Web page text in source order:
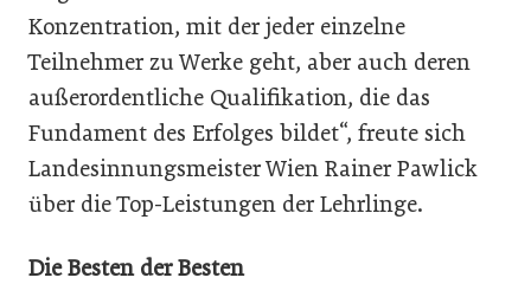
Konzentration, mit der jeder einzelne
Teilnehmer zu Werke geht, aber auch deren
außerordentliche Qualifikation, die das
Fundament des Erfolges bildet“, freute sich
Landesinnungsmeister Wien Rainer Pawlick
über die Top-Leistungen der Lehrlinge.
Die Besten der Besten